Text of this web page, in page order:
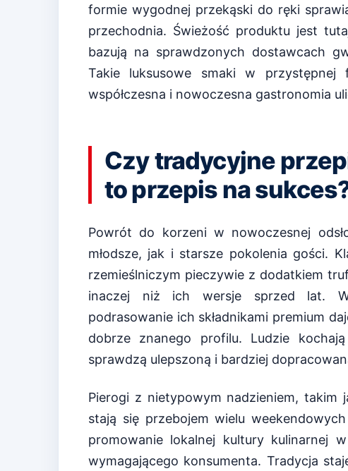
formie wygodnej przekąski do ręki
przechodnia. Świeżość produktu jest
bazują na sprawdzonych dostawcach
Takie luksusowe smaki w
współczesna i nowoczesna gastronomia
Czy tradycyjne
to przepis na
Powrót do korzeni w nowoczesnej
młodsze, jak i starsze pokolenia gości.
rzemieślniczym pieczywie z dodatkiem
inaczej niż ich wersje sprzed lat.
podrasowanie ich składnikami premium
dobrze znanego profilu. Ludzie
sprawdzą ulepszoną i bardziej
Pierogi z nietypowym nadzieniem, takim
stają się przebojem wielu
promowanie lokalnej kultury kulinarnej
wymagającego konsumenta. Tradycja